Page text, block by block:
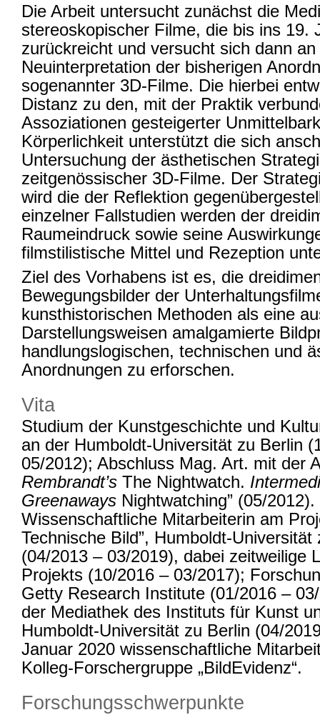
Die Arbeit untersucht zunächst die
stereoskopischer Filme, die bis ins 19.
zurückreicht und versucht sich dann an
Neuinterpretation der bisherigen
sogenannter 3D-Filme. Die hierbei
Distanz zu den, mit der Praktik
Assoziationen gesteigerter
Körperlichkeit unterstützt die sich
Untersuchung der ästhetischen
zeitgenössischer 3D-Filme. Der
wird die der Reflektion
einzelner Fallstudien werden der
Raumeindruck sowie seine
filmstilistische Mittel und Rezeption
Ziel des Vorhabens ist es, die
Bewegungsbilder der
kunsthistorischen Methoden als eine
Darstellungsweisen amalgamierte
handlungslogischen, technischen und
Anordnungen zu erforschen.
Vita
Studium der Kunstgeschichte und
an der Humboldt-Universität zu Berlin
05/2012); Abschluss Mag. Art. mit der
Rembrandt’s The Nightwatch.
Greenaways Nightwatching” (05/2012).
Wissenschaftliche Mitarbeiterin am
Technische Bild”, Humboldt-Universität
(04/2013 – 03/2019), dabei zeitweilige
Projekts (10/2016 – 03/2017);
Getty Research Institute (01/2016 –
der Mediathek des Instituts für Kunst
Humboldt-Universität zu Berlin (04/
Januar 2020 wissenschaftliche
Kolleg-Forschergruppe „BildEvidenz“.
Forschungsschwerpunkte